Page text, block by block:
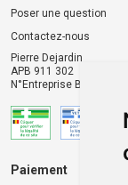
Poser une question
Contactez-nous
Pierre Dejardin
APB 911 302
N°Entreprise
Paiement